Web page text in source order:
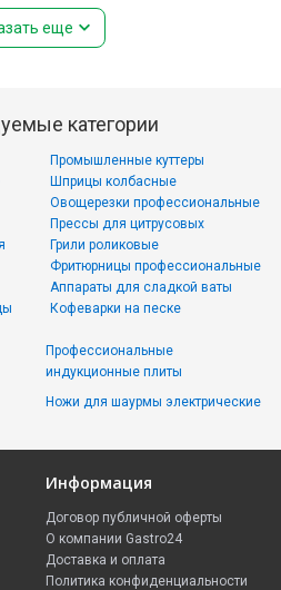
еще
категории
Промышленные куттеры
Шприцы колбасные
Овощерезки профессиональные
Прессы для цитрусовых
Грили роликовые
Фритюрницы профессиональные
Аппараты для сладкой ваты
Кофеварки на песке
Профессиональные
индукционные плиты
Ножи для шаурмы электрические
Информация
Договор публичной оферты
О компании Gastro24
Доставка и оплата
Политика конфиденциальности